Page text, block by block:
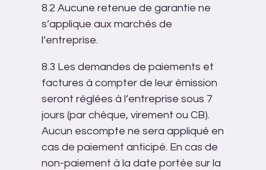
8.2 Aucune retenue de garantie ne
s’applique aux marchés de
l’entreprise.
8.3 Les demandes de paiements et
factures à compter de leur émission
seront réglées à l’entreprise sous 7
jours (par chèque, virement ou CB).
Aucun escompte ne sera appliqué en
cas de paiement anticipé. En cas de
non-paiement à la date portée sur la